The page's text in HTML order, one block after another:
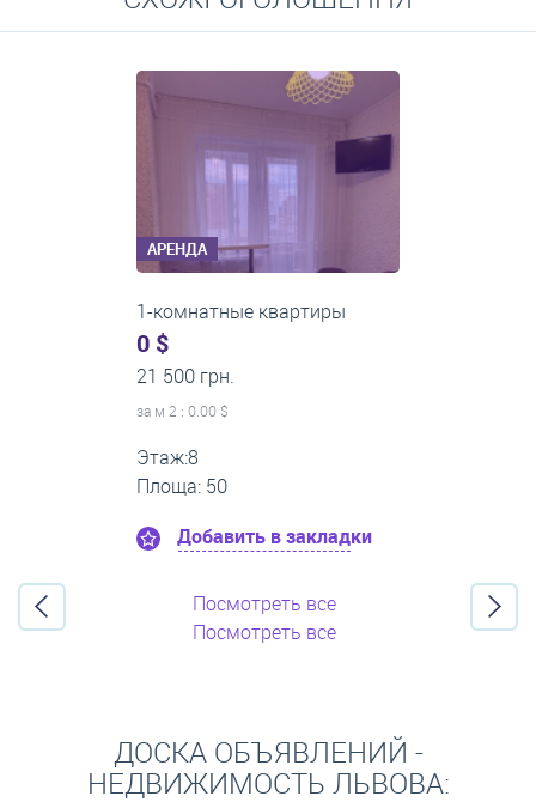
Средние цены на долгосрочную аренду квартир, домов,
комнат
АРЕНДА
1-комнатные квартиры
0 $
13 000 грн.
за м 2 : 0.00 $
Этаж:3
Площа: 40
Добавить в закладки
Посмотреть все
Посмотреть все
ДОСКА ОБЪЯВЛЕНИЙ -
НЕДВИЖИМОСТЬ ЛЬВОВА: